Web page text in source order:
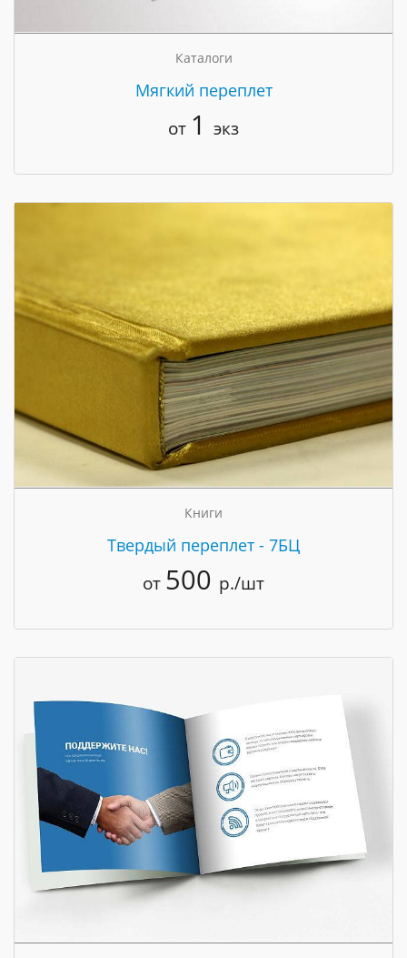
Каталоги
Мягкий переплет
от 1 экз
Книги
Твердый переплет - 7БЦ
от 500 р./шт